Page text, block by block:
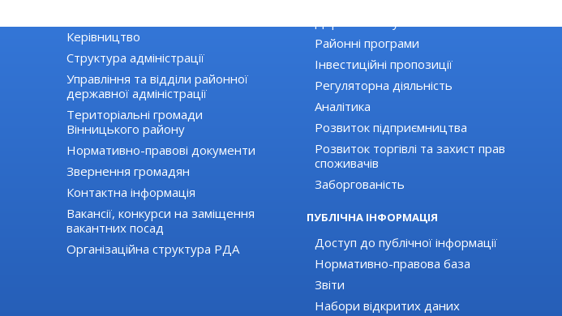
Керівництво
Структура адміністрації
Управління та відділи районної
державної адміністрації
Територіальні громади
Вінницького району
Нормативно-правові документи
Звернення громадян
Контактна інформація
Вакансії, конкурси на заміщення
вакантних посад
Організаційна структура РДА
Районні програми
Інвестиційні пропозиції
Регуляторна діяльність
Аналітика
Розвиток підприємництва
Розвиток торгівлі та захист прав
споживачів
Заборгованість
ПУБЛІЧНА ІНФОРМАЦІЯ
Доступ до публічної інформації
Нормативно-правова база
Звіти
Набори відкритих даних